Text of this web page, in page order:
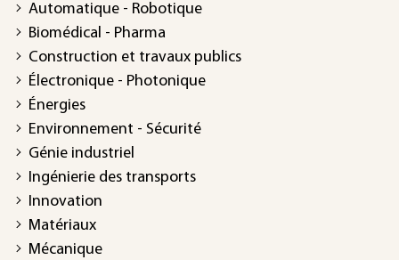
Automatique - Robotique
Biomédical - Pharma
Construction et travaux publics
Électronique - Photonique
Énergies
Environnement - Sécurité
Génie industriel
Ingénierie des transports
Innovation
Matériaux
Mécanique